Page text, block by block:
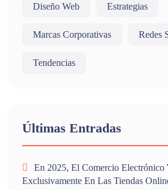
Diseño Web Estrategias
Marcas Corporativas Redes
Tendencias
Últimas Entradas
En 2025, El Comercio Electrónico
Exclusivamente En Las Tiendas